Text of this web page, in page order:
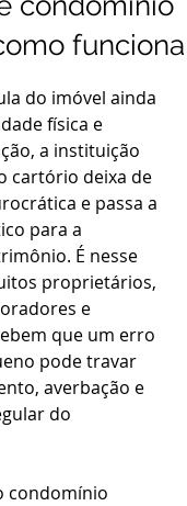
funciona
de 5 estrelas.
do imóvel ainda
física e
a instituição
cartório deixa de
e passa a
para a
É nesse
proprietários,
e
que um erro
pode travar
averbação e
do
condomínio